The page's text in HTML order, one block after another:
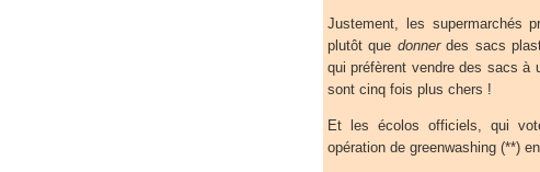
Justement, les supermarchés
plutôt que donnerdes sacs
qui préfèrent vendre des sacs à
sont cinq fois plus chers !
Et les écolos officiels, qui
opération de greenwashing (**)